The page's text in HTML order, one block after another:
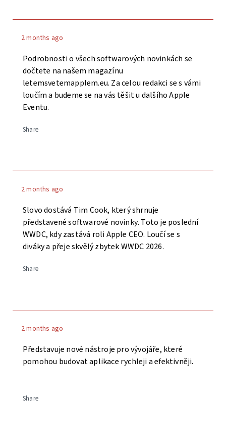
2 months ago
Podrobnosti o všech softwarových novinkách se
dočtete na našem magazínu
letemsvetemapplem.eu. Za celou redakci se s vámi
loučím a budeme se na vás těšit u dalšího Apple
Eventu.
Share
2 months ago
Slovo dostává Tim Cook, který shrnuje
představené softwarové novinky. Toto je poslední
WWDC, kdy zastává roli Apple CEO. Loučí se s
diváky a přeje skvělý zbytek WWDC 2026.
Share
2 months ago
Představuje nové nástroje pro vývojáře, které
pomohou budovat aplikace rychleji a efektivněji.
Share